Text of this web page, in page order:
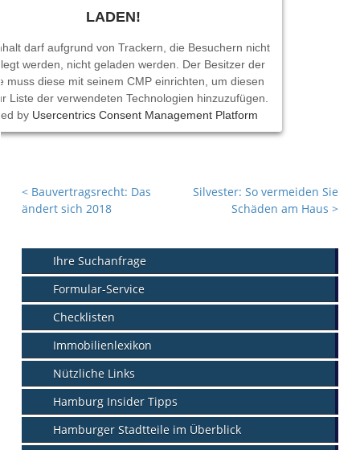
LADEN!
darf aufgrund von Trackern, die Besuchern nicht
werden, nicht geladen werden. Der Besitzer der
muss diese mit seinem CMP einrichten, um diesen
Liste der verwendeten Technologien hinzuzufügen.
by Usercentrics Consent Management Platform
< Bauvertragsrecht: Das
ändert sich 2018
Silvester: So vermeiden Sie
Schäden am Haus >
Ihre Suchanfrage
Formular-Service
Checklisten
Immobilienlexikon
Nützliche Links
Hamburg Insider Tipps
Hamburger Stadtteile im Überblick